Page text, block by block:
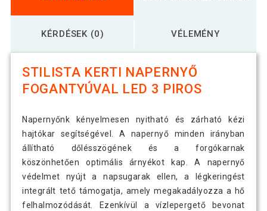
KÉRDÉSEK (0) VÉLEMÉNY
STILISTA KERTI NAPERNYŐ
FOGANTYÚVAL LED 3 PIROS
Napernyőnk kényelmesen nyitható és zárható kézi
hajtókar segítségével. A napernyő minden irányban
állítható dőlésszögének és a forgókarnak
köszönhetően optimális árnyékot kap. A napernyő
védelmet nyújt a napsugarak ellen, a légkeringést
integrált tető támogatja, amely megakadályozza a hő
felhalmozódását. Ezenkívül a vízlepergető bevonat